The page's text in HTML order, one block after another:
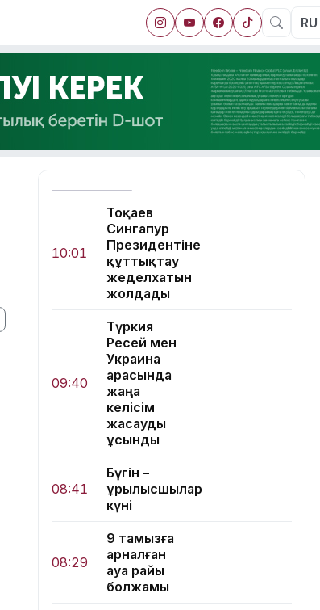
RU
10:01
Тоқаев
Сингапур
Президентіне
құттықтау
жеделхатын
жолдады
09:40
Түркия
Ресей мен
Украина
арасында
жаңа
келісім
жасауды
ұсынды
08:41
Бүгін –
Құрылысшылар
күні
08:29
9 тамызға
арналған
ауа райы
болжамы